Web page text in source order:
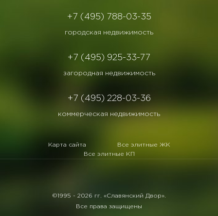
+7 (495) 788-03-35
городская недвижимость
+7 (495) 925-33-77
загородная недвижимость
+7 (495) 228-03-36
коммерческая недвижимость
Карта сайта
Все элитные ЖК
Все элитные КП
©1995 - 2026 гг. «Славянский Двор».
Все права защищены